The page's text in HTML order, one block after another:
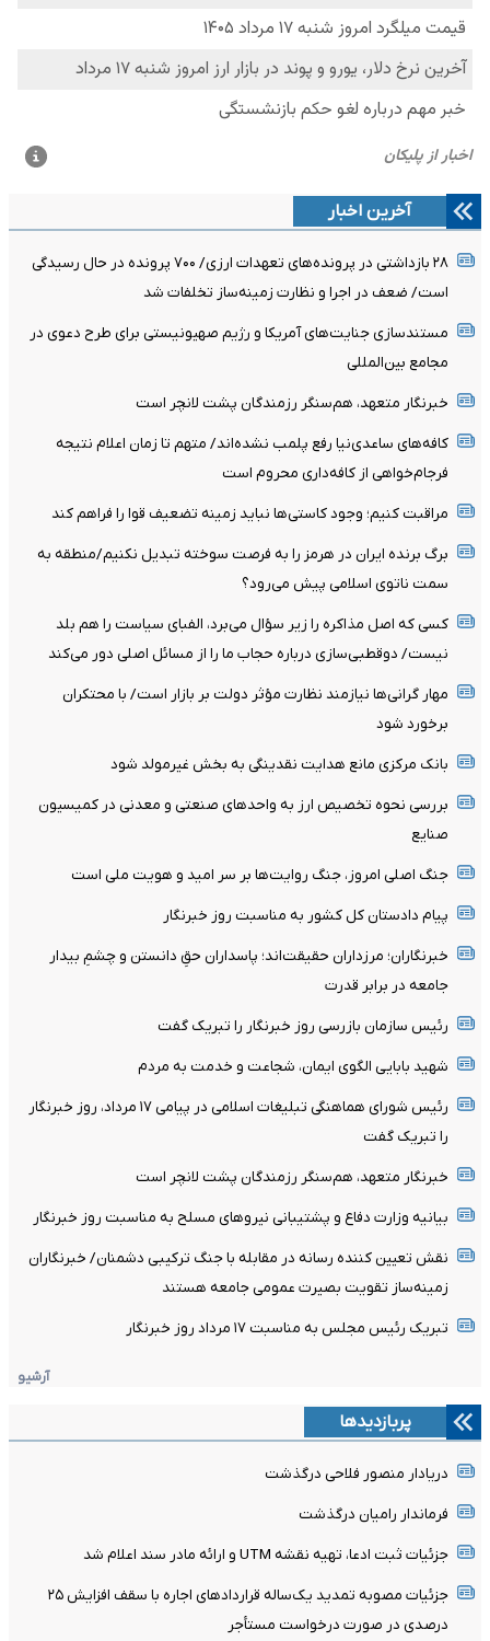
آخرین اخبار
۲۸ بازداشتی در پرونده‌های تعهدات ارزی/ ۷۰۰ پرونده در حال رسیدگی
است/ ضعف در اجرا و نظارت زمینه‌ساز تخلفات شد
مستندسازی جنایت‌های آمریکا و رژیم صهیونیستی برای طرح دعوی در
مجامع بین‌المللی
خبرنگار متعهد، هم‌سنگر رزمندگان پشت لانچر است
کافه‌های ساعدی‌نیا رفع پلمب نشده‌اند/ متهم تا زمان اعلام نتیجه
فرجام‌خواهی از کافه‌داری محروم است
مراقبت کنیم؛ وجود کاستی‌ها نباید زمینه تضعیف قوا را فراهم کند
برگ برنده ایران در هرمز را به فرصت سوخته تبدیل نکنیم/منطقه به
سمت ناتوی اسلامی پیش می‌رود؟
کسی که اصل مذاکره را زیر سؤال می‌برد، الفبای سیاست را هم بلد
نیست/ دوقطبی‌سازی درباره حجاب ما را از مسائل اصلی دور می‌کند
مهار گرانی‌ها نیازمند نظارت مؤثر دولت بر بازار است/ با محتکران
برخورد شود
بانک مرکزی مانع هدایت نقدینگی به بخش غیرمولد شود
بررسی نحوه تخصیص ارز به واحدهای صنعتی و معدنی در کمیسیون
صنایع
جنگ اصلی امروز، جنگ روایت‌ها بر سر امید و هویت ملی است
پیام دادستان کل کشور به مناسبت روز خبرنگار
خبرنگاران؛ مرزداران حقیقت‌اند؛ پاسداران حقِ دانستن و چشمِ بیدار
جامعه در برابر قدرت
رئیس سازمان بازرسی روز خبرنگار را تبریک گفت
شهید بابایی الگوی ایمان، شجاعت و خدمت به مردم
رئیس شورای هماهنگی تبلیغات اسلامی در پیامی ۱۷ مرداد، روز خبرنگار
را تبریک گفت
خبرنگار متعهد، هم‌سنگر رزمندگان پشت لانچر است
بیانیه وزارت دفاع و پشتیبانی نیروهای مسلح به مناسبت روز خبرنگار
نقش تعیین کننده رسانه در مقابله با جنگ ترکیبی دشمنان/ خبرنگاران
زمینه‌ساز تقویت بصیرت عمومی جامعه هستند
تبریک رئیس مجلس به مناسبت ۱۷ مرداد روز خبرنگار
آرشیو
پربازدیدها
دریادار منصور فلاحی درگذشت
فرماندار رامیان درگذشت
جزئیات ثبت ادعا، تهیه نقشه UTM و ارائه مادر سند اعلام شد
جزئیات مصوبه تمدید یک‌ساله قرارداد‌های اجاره با سقف افزایش ۲۵
درصدی در صورت درخواست مستأجر